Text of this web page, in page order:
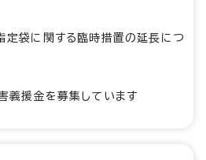
定袋に関する臨時措置の延長につ
義援金を募集しています